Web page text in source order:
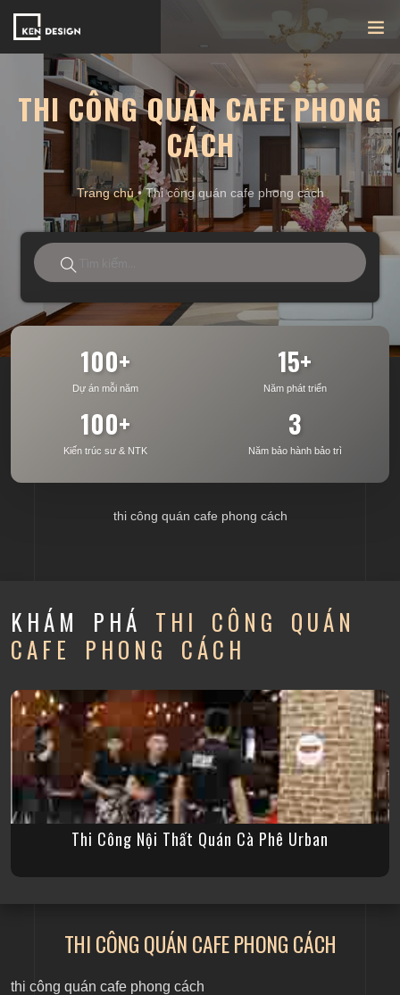
THI CÔNG QUÁN CAFE PHONG
CÁCH
Trang chủ •Thi công quán cafe phong cách
100+
Dự án mỗi năm
15+
Năm phát triển
100+
Kiến trúc sư & NTK
3
Năm bảo hành bảo trì
thi công quán cafe phong cách
KHÁM PHÁ THI CÔNG QUÁN
CAFE PHONG CÁCH
Thi Công Nội Thất Quán Cà Phê Urban
THI CÔNG QUÁN CAFE PHONG CÁCH
thi công quán cafe phong cách